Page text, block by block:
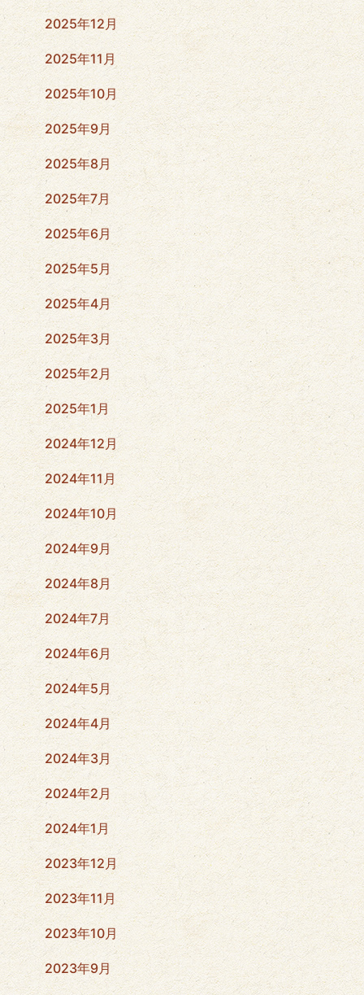
2025年12月
2025年11月
2025年10月
2025年9月
2025年8月
2025年7月
2025年6月
2025年5月
2025年4月
2025年3月
2025年2月
2025年1月
2024年12月
2024年11月
2024年10月
2024年9月
2024年8月
2024年7月
2024年6月
2024年5月
2024年4月
2024年3月
2024年2月
2024年1月
2023年12月
2023年11月
2023年10月
2023年9月